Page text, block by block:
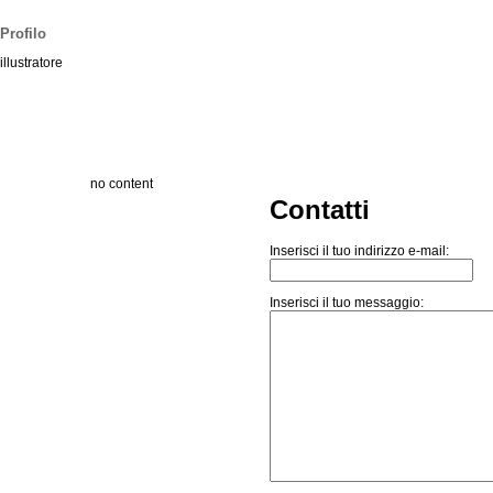
Profilo
illustratore
no content
Contatti
Inserisci il tuo indirizzo e-mail:
Inserisci il tuo messaggio: